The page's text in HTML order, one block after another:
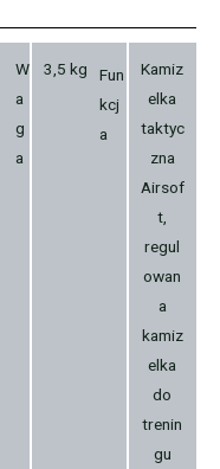
W
a
g
a
3,5 kg
Fun
kcj
a
Kamiz
elka
taktyc
zna
Airsof
t,
regul
owan
a
kamiz
elka
do
trenin
gu